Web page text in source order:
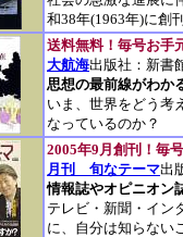
和38年(1963年)に創
送料無料！毎号お手
大航海出版社：新書
思想の最前線がわか
いま、世界をどう
なっているのか？
2005年9月創刊！毎
月刊 旬なテーマ出
情報誌やオピニオン
テレビ・新聞・イン
に、自分は知らない